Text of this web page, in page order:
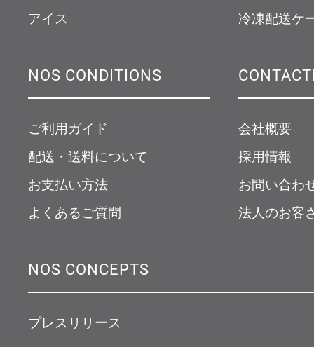
アイス
冷凍配送ケ
NOS CONDITIONS
ご利用ガイド
配送・送料について
お支払い方法
よくあるご質問
会社概要
採用情報
お問い合わ
法人のお客
NOS CONCEPTS
プレスリリース